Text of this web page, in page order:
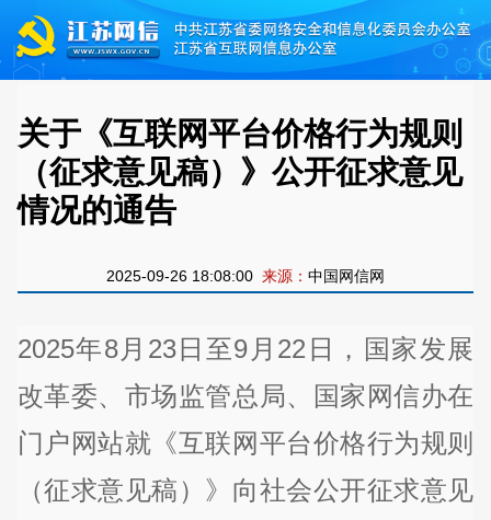
关于《互联网平台价格行为规则
（征求意见稿）》公开征求意见
情况的通告
2025-09-26 18:08:00 来源： 中国网信网
2025年8月23日至9月22日，国家发展
改革委、市场监管总局、国家网信办在
门户网站就《互联网平台价格行为规则
（征求意见稿）》向社会公开征求意见